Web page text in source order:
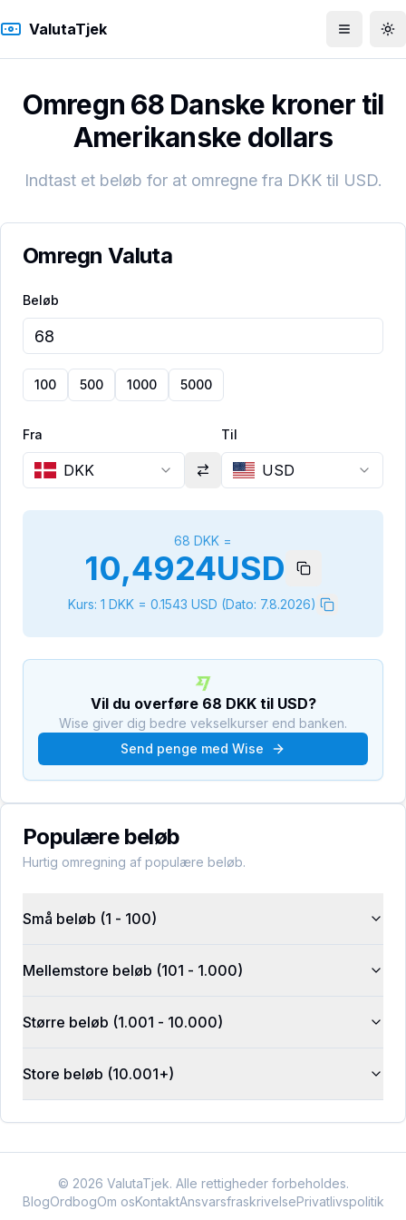
ValutaTjek Åbn menu
Omregn 68 Danske kroner til
Amerikanske dollars
Indtast et beløb for at omregne fra DKKtil USD.
Omregn Valuta
Beløb
100 500 1000 5000
Fra
DKK
Til
USD
68 DKK =
10,4924USD
Kurs: 1 DKK = 0.1543 USD (Dato: 7.8.2026)
Vil du overføre 68 DKKtil USD?
Wise giver dig bedre vekselkurser end banken.
Send penge med Wise
Populære beløb
Hurtig omregning af populære beløb.
Små beløb (1 - 100)
Mellemstore beløb (101 - 1.000)
Større beløb (1.001 - 10.000)
Store beløb (10.001+)
© 2026 ValutaTjek. Alle rettigheder forbeholdes.
BlogOrdbogOm osKontaktAnsvarsfraskrivelsePrivatlivspolitik